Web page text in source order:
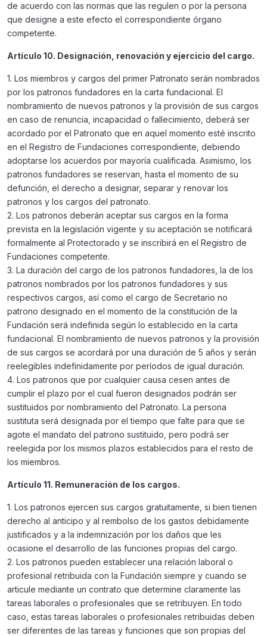
de acuerdo con las normas que las regulen o por la persona
que designe a este efecto el correspondiente órgano
competente.
Artículo 10. Designación, renovación y ejercicio del cargo.
1. Los miembros y cargos del primer Patronato serán nombrados
por los patronos fundadores en la carta fundacional. El
nombramiento de nuevos patronos y la provisión de sus cargos
en caso de renuncia, incapacidad o fallecimiento, deberá ser
acordado por el Patronato que en aquel momento esté inscrito
en el Registro de Fundaciones correspondiente, debiendo
adoptarse los acuerdos por mayoría cualificada. Asimismo, los
patronos fundadores se reservan, hasta el momento de su
defunción, el derecho a designar, separar y renovar los
patronos y los cargos del patronato.
2. Los patronos deberán aceptar sus cargos en la forma
prevista en la legislación vigente y su aceptación se notificará
formalmente al Protectorado y se inscribirá en el Registro de
Fundaciones competente.
3. La duración del cargo de los patronos fundadores, la de los
patronos nombrados por los patronos fundadores y sus
respectivos cargos, así como el cargo de Secretario no
patrono designado en el momento de la constitución de la
Fundación será indefinida según lo establecido en la carta
fundacional. El nombramiento de nuevos patronos y la provisión
de sus cargos se acordará por una duración de 5 años y serán
reelegibles indefinidamente por períodos de igual duración.
4. Los patronos que por cualquier causa cesen antes de
cumplir el plazo por el cual fueron designados podrán ser
sustituidos por nombramiento del Patronato. La persona
sustituta será designada por el tiempo que falte para que se
agote el mandato del patrono sustituido, pero podrá ser
reelegida por los mismos plazos establecidos para el resto de
los miembros.
Artículo 11. Remuneración de los cargos.
1. Los patronos ejercen sus cargos gratuitamente, si bien tienen
derecho al anticipo y al rembolso de los gastos debidamente
justificados y a la indemnización por los daños que les
ocasione el desarrollo de las funciones propias del cargo.
2. Los patronos pueden establecer una relación laboral o
profesional retribuida con la Fundación siempre y cuando se
articule mediante un contrato que determine claramente las
tareas laborales o profesionales que se retribuyen. En todo
caso, estas tareas laborales o profesionales retribuidas deben
ser diferentes de las tareas y funciones que son propias del